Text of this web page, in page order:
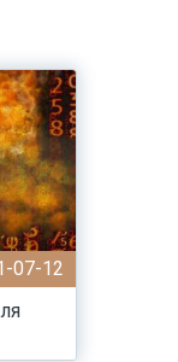
07-12